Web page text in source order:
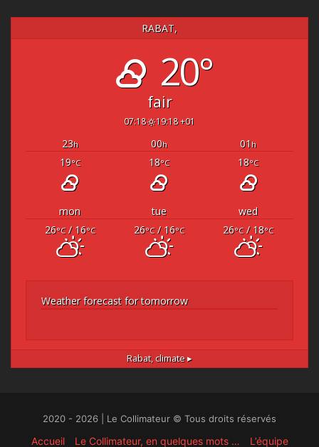
RABAT,
20°
fair
07:18 19:18 +01
23h 00h 01 h
19°C 18°C 18°C
mon tue
wed
26°C/ 16°C 26°C/ 16°C 26°C/ 18°C
Weather forecast for tomorrow
Rabat, climate ▸
2020 - 2026 | Le Collimateur © Tous droits réservés
Accueil Le Collimateur, en quelques mots … L’équipe